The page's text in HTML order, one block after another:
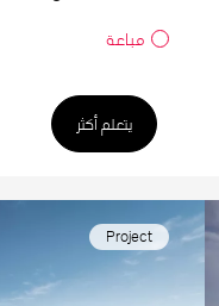
مباعة
يتعلم أكثر
Project